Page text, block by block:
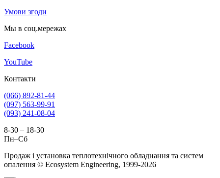
Умови згоди
Мы в соц.мережах
Facebook
YouTube
Контакти
(066) 892-81-44
(097) 563-99-91
(093) 241-08-04
8-30 – 18-30
Пн–Сб
Продаж і установка теплотехнічного обладнання та систем
опалення © Ecosystem Engineering, 1999-2026